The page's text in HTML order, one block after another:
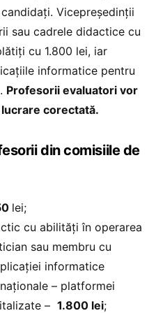
Vicepreședinții
sau cadrele didactice cu
cu 1.800 lei, iar
informatice pentru
Profesorii evaluatori vor
corectată.
din comisiile de
lei;
cu abilități în operarea
sau membru cu
informatice
– platformei
– 1.800 lei;